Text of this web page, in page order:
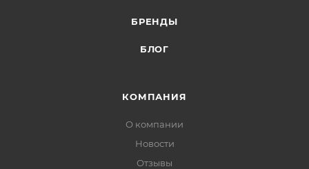
БРЕНДЫ
БЛОГ
КОМПАНИЯ
О компании
Новости
Отзывы